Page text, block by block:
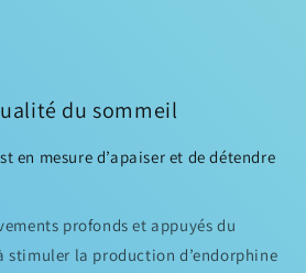
du sommeil
en mesure d’apaiser et de détendre
profonds et appuyés du
stimuler la production d’endorphine